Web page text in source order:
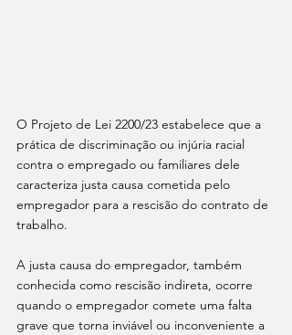
O Projeto de Lei 2200/23 estabelece que a
prática de discriminação ou injúria racial
contra o empregado ou familiares dele
caracteriza justa causa cometida pelo
empregador para a rescisão do contrato de
trabalho.
A justa causa do empregador, também
conhecida como rescisão indireta, ocorre
quando o empregador comete uma falta
grave que torna inviável ou inconveniente a